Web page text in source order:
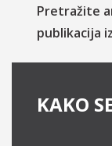
Pretražite
publikacija
KAKO